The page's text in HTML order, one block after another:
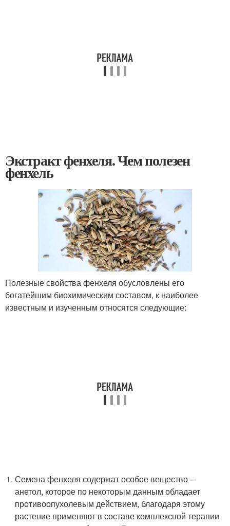
Экстракт фенхеля. Чем полезен
фенхель
Полезные свойства фенхеля обусловлены его
богатейшим биохимическим составом, к наиболее
известным и изученным относятся следующие:
Семена фенхеля содержат особое вещество –
анетол, которое по некоторым данным обладает
противоопухолевым действием, благодаря этому
растение применяют в составе комплексной терапии